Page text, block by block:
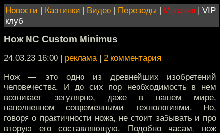
Новости | Картинки | Видео | Переводы | Магазин | VIP
клуб
Нож NC Custom Minimus
24.03.23 16:00 | реклама| 2 комментария
Нож — это одно из древнейших изобретений
человечества. И до сих пор необходимость в нем
возникает регулярно, даже в нашем мире,
наполненном современными технологиями. Но,
говоря о практичности ножа, не стоит забывать и про
вторую его составляющую. Подобно часам, нож